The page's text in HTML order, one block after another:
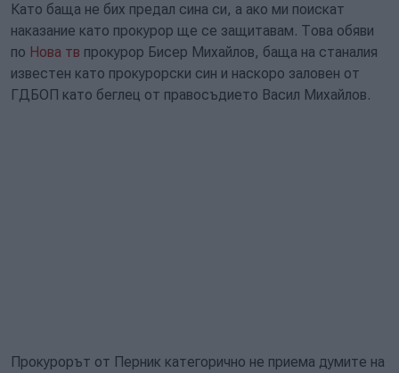
Като баща не бих предал сина си, а ако ми поискат
наказание като прокурор ще се защитавам. Това обяви
по Нова тв прокурор Бисер Михайлов, баща на станалия
известен като прокурорски син и наскоро заловен от
ГДБОП като беглец от правосъдието Васил Михайлов.
Прокурорът от Перник категорично не приема думите на